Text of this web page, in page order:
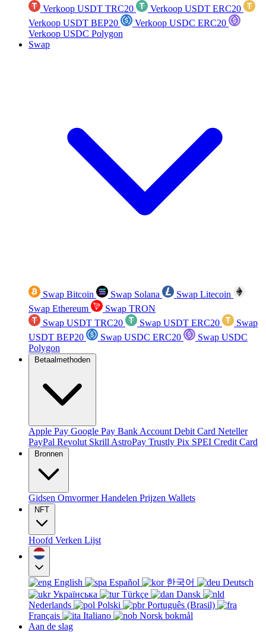
Verkoop USDT TRC20
Verkoop USDT ERC20
Verkoop USDT BEP20
Verkoop USDC ERC20
Verkoop USDC Polygon
Swap
Swap Bitcoin Swap Solana
Swap Litecoin
Swap Ethereum
Swap TRON
Swap USDT TRC20
Swap USDT ERC20
Swap
USDT BEP20
Swap USDC ERC20
Swap USDC
Polygon
Betaalmethoden
Apple Pay Google Pay Bank Account Debit Card Neteller
PayPal Revolut Skrill AstroPay Trustly Pix SPEI Credit Card
Bronnen
Gidsen OmvormerHandelen Prijzen Wallets
NFT
Hoofd Verken Lijst
English Español 한국어
Deutsch
Українська
Türkçe
Dansk
Nederlands
Polski
Português (Brasil)
Français
Italiano
Norsk bokmål
Aan de slag